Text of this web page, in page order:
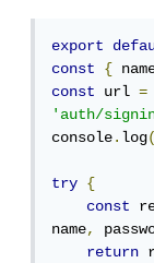
export
const
{
const
url =
'auth/
console.log
try
{
const
name,
return